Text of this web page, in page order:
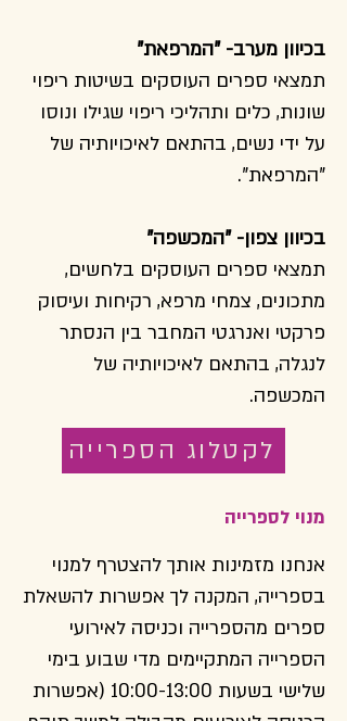
בכיוון מערב- "המרפאת"
תמצאי ספרים העוסקים בשיטות ריפוי
שונות, כלים ותהליכי ריפוי שגילו ונוסו
על ידי נשים, בהתאם לאיכויותיה של
"המרפאת".
בכיוון צפון- "המכשפה"
תמצאי ספרים העוסקים בלחשים,
מתכונים, צמחי מרפא, רקיחות ועיסוק
פרקטי ואנרגטי המחבר בין הנסתר
לנגלה, בהתאם לאיכויותיה של
המכשפה.
לקטלוג הספרייה
מנוי לספרייה
אנחנו מזמינות אותך להצטרף למנוי
בספרייה, המקנה לך אפשרות להשאלת
ספרים מהספרייה וכניסה לאירועי
הספרייה המתקיימים מדי שבוע בימי
שלישי בשעות 10:00-13:00 (אפשרות